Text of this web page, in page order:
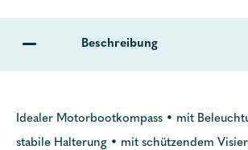
Beschreibung
Idealer Motorbootkompass • mit
stabile Halterung • mit schützendem